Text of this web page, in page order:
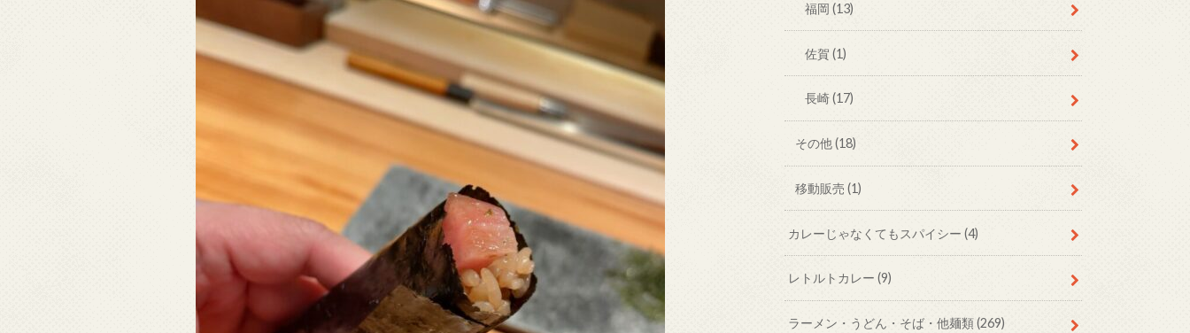
福岡(13)
佐賀(1)
長崎(17)
その他(18)
移動販売 (1)
カレーじゃなくてもスパイシー(4)
レトルトカレー(9)
ラーメン・うどん・そば・他麺類(269)